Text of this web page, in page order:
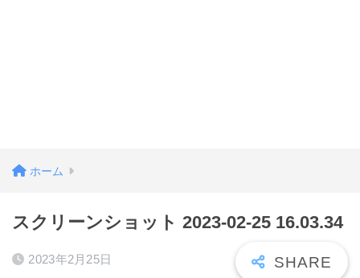
ホーム
スクリーンショット 2023-02-25 16.03.34
2023年2月25日